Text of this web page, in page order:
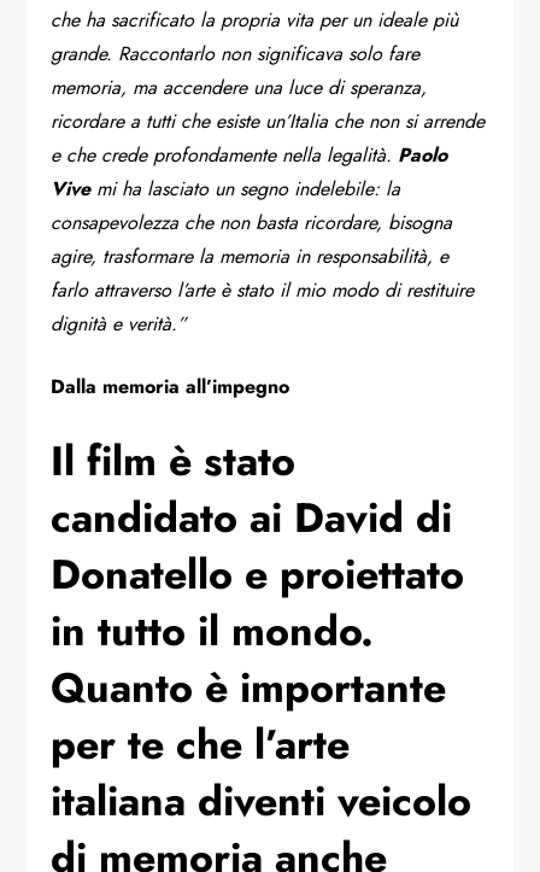
che ha sacrificato la propria vita per un ideale più
grande. Raccontarlo non significava solo fare
memoria, ma accendere una luce di speranza,
ricordare a tutti che esiste un’Italia che non si arrende
e che crede profondamente nella legalità. Paolo
Vivemi ha lasciato un segno indelebile: la
consapevolezza che non basta ricordare, bisogna
agire, trasformare la memoria in responsabilità, e
farlo attraverso l’arte è stato il mio modo di restituire
dignità e verità.”
Dalla memoria all’impegno
Il film è stato
candidato ai David di
Donatello e proiettato
in tutto il mondo.
Quanto è importante
per te che l’arte
italiana diventi veicolo
di memoria anche